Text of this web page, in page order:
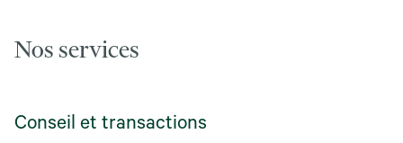
Nos services
Conseil et transactions